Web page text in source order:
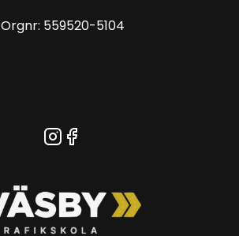
Orgnr: 559520-5104